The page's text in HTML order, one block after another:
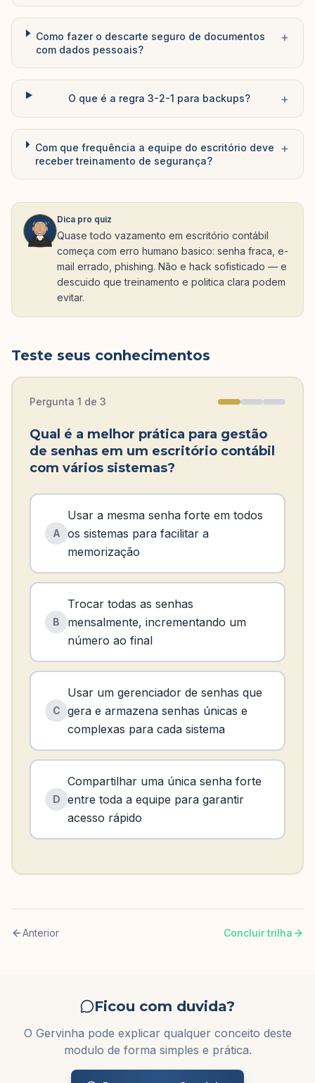
Como fazer o descarte seguro de documentos
com dados pessoais?
+
O que é a regra 3-2-1 para backups? +
Com que frequência a equipe do escritório deve
receber treinamento de segurança?
+
Dica pro quiz
Quase todo vazamento em escritório contábil
começa com erro humano basico: senha fraca, e-
mail errado, phishing. Não e hack sofisticado — e
descuido que treinamento e politica clara podem
evitar.
Teste seus conhecimentos
Pergunta 1 de 3
Qual é a melhor prática para gestão
de senhas em um escritório contábil
com vários sistemas?
A
Usar a mesma senha forte em todos
os sistemas para facilitar a
memorização
B
Trocar todas as senhas
mensalmente, incrementando um
número ao final
C
Usar um gerenciador de senhas que
gera e armazena senhas únicas e
complexas para cada sistema
D
Compartilhar uma única senha forte
entre toda a equipe para garantir
acesso rápido
Anterior Concluir trilha
Ficou com duvida?
O Gervinha pode explicar qualquer conceito deste
modulo de forma simples e prática.